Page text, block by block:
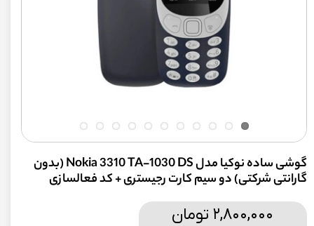
گوشی ساده نوکیا مدل Nokia 3310 TA-1030 DS (بدون
گارانتی شرکتی) دو سیم کارت رجیستری + کد فعالسازی
۲,۸۰۰,۰۰۰ تومان